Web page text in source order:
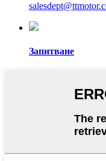
Запитване